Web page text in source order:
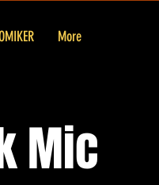
More
Mic